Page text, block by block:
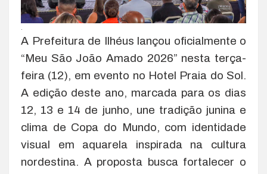
A Prefeitura de Ilhéus lançou oficialmente o
“Meu São João Amado 2026” nesta terça-
feira (12), em evento no Hotel Praia do Sol.
A edição deste ano, marcada para os dias
12, 13 e 14 de junho, une tradição junina e
clima de Copa do Mundo, com identidade
visual em aquarela inspirada na cultura
nordestina. A proposta busca fortalecer o